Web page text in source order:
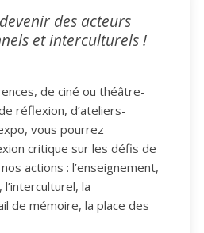
des acteurs
et interculturels !
de ciné ou théâtre-
réflexion, d’ateliers-
vous pourrez
critique sur les défis de
actions : l’enseignement,
l’interculturel, la
de mémoire, la place des